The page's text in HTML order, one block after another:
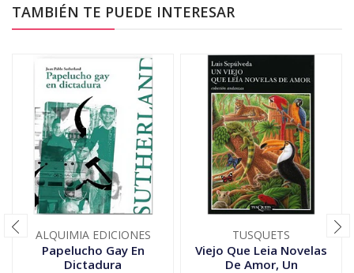
TAMBIÉN TE PUEDE INTERESAR
ALQUIMIA EDICIONES
Papelucho Gay En
Dictadura
TUSQUETS
Viejo Que Leia Novelas
De Amor, Un